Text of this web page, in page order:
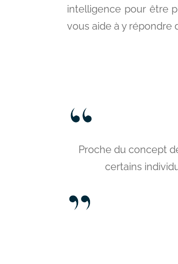
intelligence pour être
vous aide à y
Proche du concept
certains